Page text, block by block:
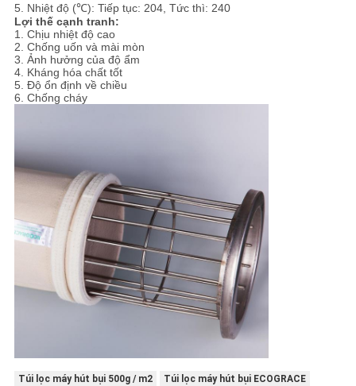
5. Nhiệt độ (℃): Tiếp tục: 204, Tức thì: 240
Lợi thế cạnh tranh:
1. Chịu nhiệt độ cao
2. Chống uốn và mài mòn
3. Ảnh hưởng của độ ẩm
4. Kháng hóa chất tốt
5. Độ ổn định về chiều
6. Chống cháy
Túi lọc máy hút bụi 500g / m2
Túi lọc máy hút bụi ECOGRACE